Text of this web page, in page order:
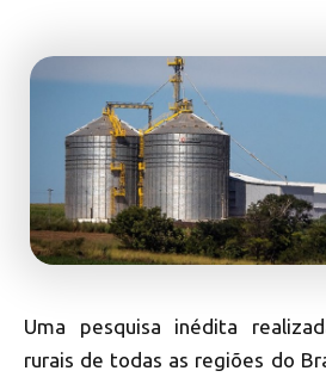
Uma pesquisa inédita
rurais de todas as regiões do